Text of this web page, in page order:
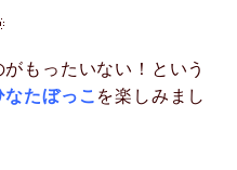
もったいない！という
なたぼっこ を楽しみまし